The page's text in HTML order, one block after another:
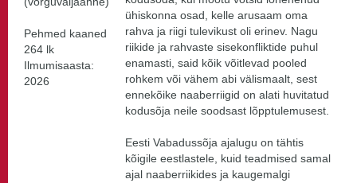
Pehmed kaaned
264 lk
Ilmumisaasta:
2026
ühiskonna osad, kelle arusaam oma
rahva ja riigi tulevikust oli erinev. Nagu
riikide ja rahvaste sisekonfliktide puhul
enamasti, said kõik võitlevad pooled
rohkem või vähem abi välismaalt, sest
ennekõike naaberriigid on alati huvitatud
kodusõja neile soodsast lõpptulemusest.
Eesti Vabadussõja ajalugu on tähtis
kõigile eestlastele, kuid teadmised samal
ajal naaberriikides ja kaugemalgi